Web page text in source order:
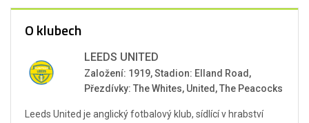
O klubech
LEEDS UNITED
Založení: 1919, Stadion: Elland Road,
Přezdívky: The Whites, United, The Peacocks
Leeds United je anglický fotbalový klub, sídlící v hrabství